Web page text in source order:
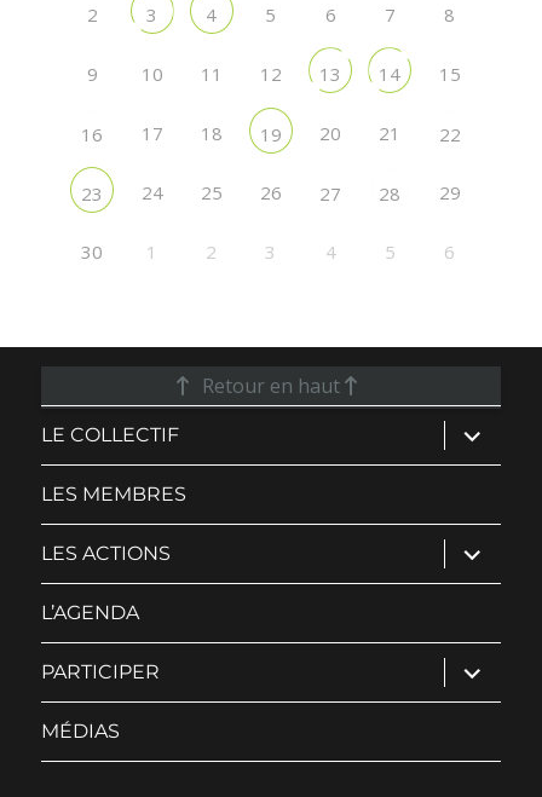
2 3 4 5 6 7 8
9 10 11 12 13 14 15
16 17 18 19 20 21 22
23 24 25 26 27 28 29
30 1 2 3 4 5 6
Retour en haut
LE COLLECTIF ouvrir
le
sous-
LES MEMBRES
LES ACTIONS ouvrir
le
sous-
L’AGENDA
PARTICIPER ouvrir
le
sous-
MÉDIAS